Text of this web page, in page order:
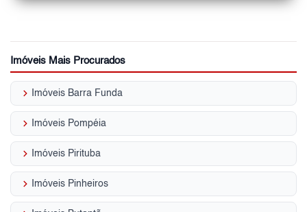
Imóveis Mais Procurados
keyboard_arrow_right Imóveis Barra Funda
keyboard_arrow_right Imóveis Pompéia
keyboard_arrow_right Imóveis Pirituba
keyboard_arrow_right Imóveis Pinheiros